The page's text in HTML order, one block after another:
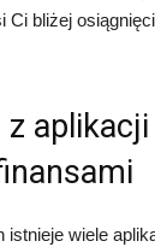
Ci bliżej
wiele